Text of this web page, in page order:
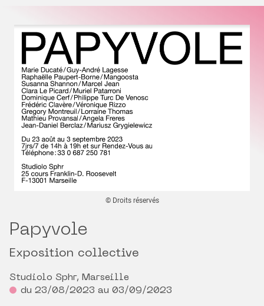
© Droits réservés
Papyvole
Exposition collective
Studiolo Sphr, Marseille
du 23/08/2023 au 03/09/2023